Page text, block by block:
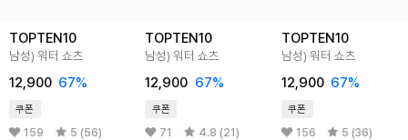
TOPTEN10
남성) 워터 쇼츠
12,900 67%
쿠폰
159 5 (56)
TOPTEN10
남성) 워터 쇼츠
12,900 67%
쿠폰
71 4.8 (21)
TOPTEN10
남성) 워터 쇼츠
12,900 67%
쿠폰
156 5 (36)